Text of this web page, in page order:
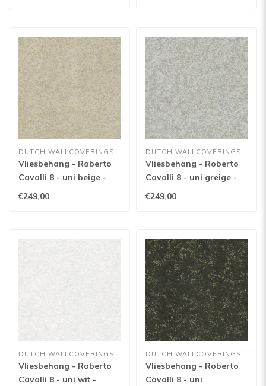
DUTCH WALLCOVERINGS
Vliesbehang - Roberto
Cavalli 8 - uni beige -
19061
€249,00
DUTCH WALLCOVERINGS
Vliesbehang - Roberto
Cavalli 8 - uni greige -
19057
€249,00
DUTCH WALLCOVERINGS
Vliesbehang - Roberto
Cavalli 8 - uni wit -
DUTCH WALLCOVERINGS
Vliesbehang - Roberto
Cavalli 8 - uni